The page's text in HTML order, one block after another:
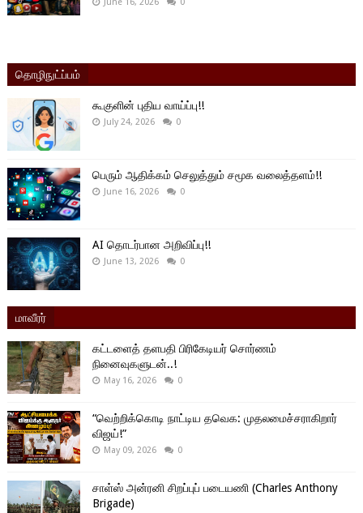
தொழிநுட்ப்பம்
கூகுளின் புதிய வாய்ப்பு!!
July 24, 2026 0
பெரும் ஆதிக்கம் செலுத்தும் சமூக வலைத்தளம்!!
June 16, 2026 0
AI தொடர்பான அறிவிப்பு!!
June 13, 2026 0
மாவீரர்
கட்டளைத் தளபதி பிரிகேடியர் சொர்ணம்
நினைவுகளுடன்..!
May 16, 2026 0
“வெற்றிக்கொடி நாட்டிய தவெக: முதலமைச்சராகிறார்
விஜய்!”
May 09, 2026 0
சாள்ஸ் அன்ரனி சிறப்புப் படையணி (Charles Anthony
Brigade)